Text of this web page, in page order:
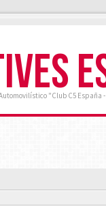
"Club C5 España